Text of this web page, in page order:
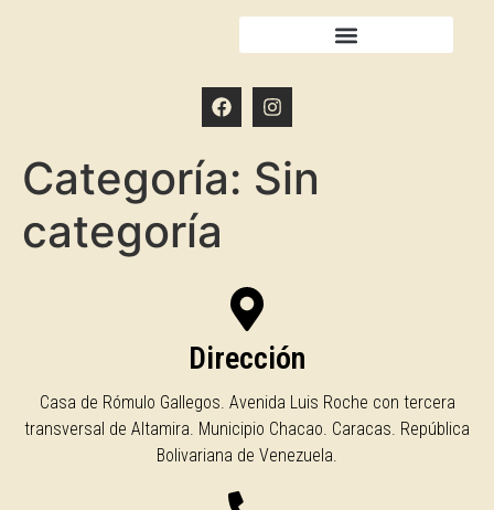
Categoría: Sin
categoría
Dirección
Casa de Rómulo Gallegos. Avenida Luis Roche con tercera
transversal de Altamira. Municipio Chacao. Caracas. República
Bolivariana de Venezuela.